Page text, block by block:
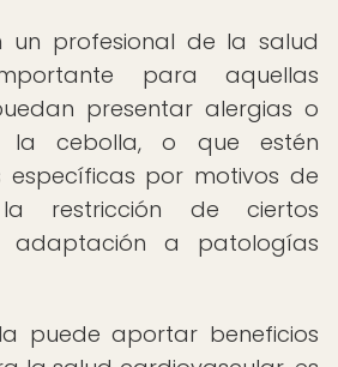
un profesional de la salud
para aquellas
presentar alergias o
la cebolla, o que estén
específicas por motivos de
restricción de ciertos
adaptación a patologías
puede aportar beneficios